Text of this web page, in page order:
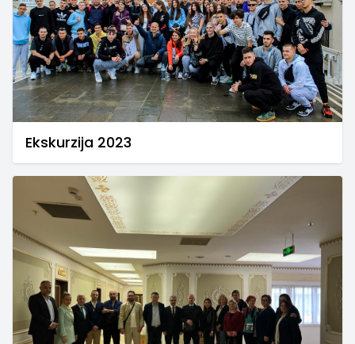
Ekskurzija 2023